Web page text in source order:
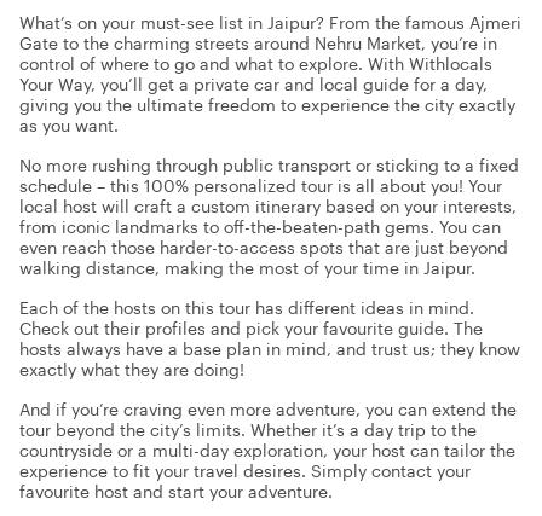
What’s on your must-see list in Jaipur? From the famous Ajmeri
Gate to the charming streets around Nehru Market, you’re in
control of where to go and what to explore. With Withlocals
Your Way, you’ll get a private car and local guide for a day,
giving you the ultimate freedom to experience the city exactly
as you want.
No more rushing through public transport or sticking to a fixed
schedule – this 100% personalized tour is all about you! Your
local host will craft a custom itinerary based on your interests,
from iconic landmarks to off-the-beaten-path gems. You can
even reach those harder-to-access spots that are just beyond
walking distance, making the most of your time in Jaipur.
Each of the hosts on this tour has different ideas in mind.
Check out their profiles and pick your favourite guide. The
hosts always have a base plan in mind, and trust us; they know
exactly what they are doing!
And if you’re craving even more adventure, you can extend the
tour beyond the city’s limits. Whether it’s a day trip to the
countryside or a multi-day exploration, your host can tailor the
experience to fit your travel desires. Simply contact your
favourite host and start your adventure.